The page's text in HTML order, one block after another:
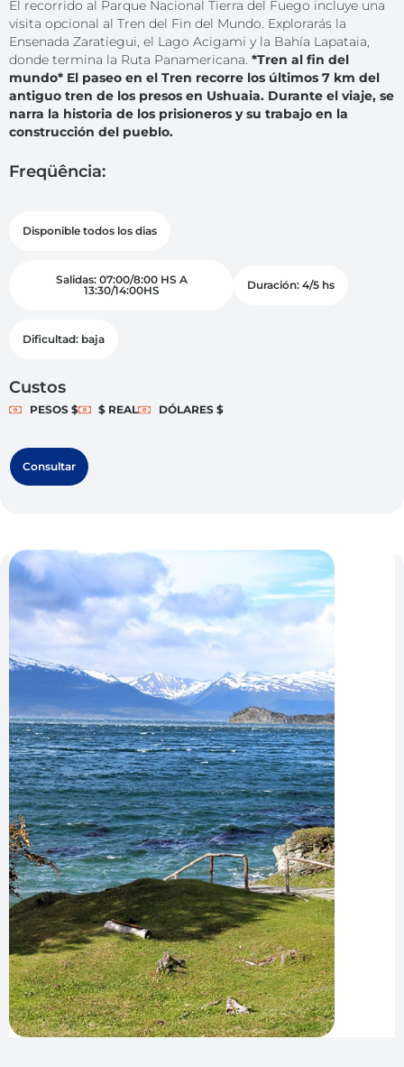
El recorrido al Parque Nacional Tierra del Fuego incluye una
visita opcional al Tren del Fin del Mundo. Explorarás la
Ensenada Zaratiegui, el Lago Acigami y la Bahía Lapataia,
donde termina la Ruta Panamericana. *Tren al fin del
mundo* El paseo en el Tren recorre los últimos 7 km del
antiguo tren de los presos en Ushuaia. Durante el viaje, se
narra la historia de los prisioneros y su trabajo en la
construcción del pueblo.
Freqüência:
Disponible todos los dias
Salidas: 07:00/8:00 HS A
13:30/14:00HS
Duración: 4/5 hs
Dificultad: baja
Custos
PESOS $ $ REAL DÓLARES $
Consultar